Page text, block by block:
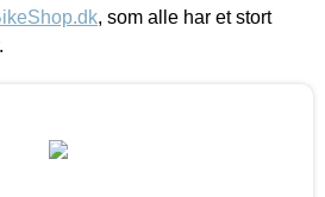
, som alle har et stort